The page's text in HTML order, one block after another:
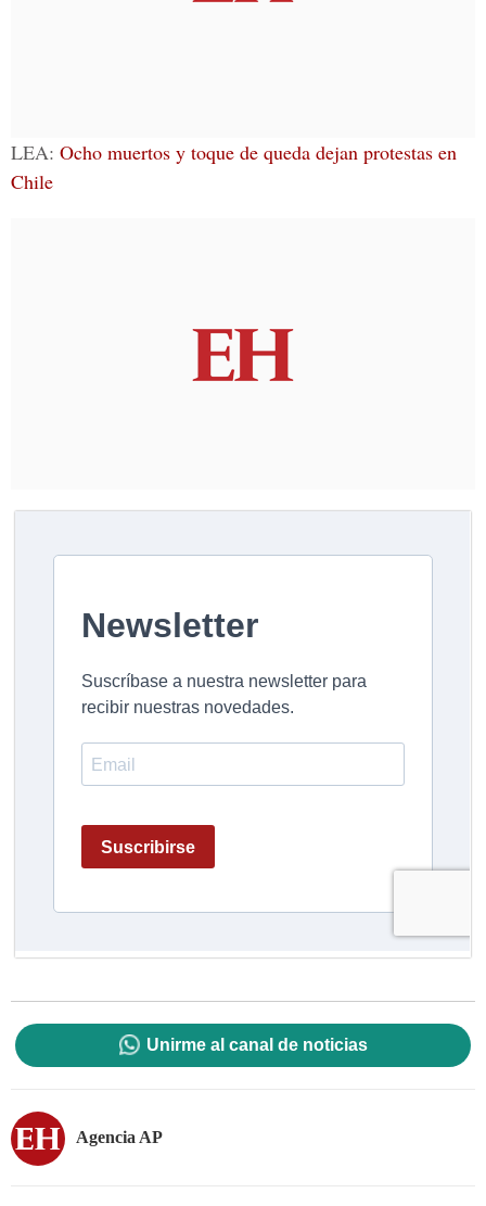
LEA: Ocho muertos y toque de queda dejan protestas en
Chile
Unirme al canal de noticias
Agencia AP